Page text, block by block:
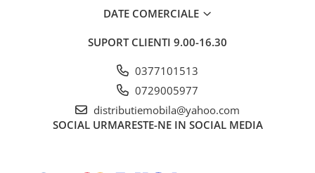
DATE COMERCIALE
SUPORT CLIENTI 9.00-16.30
0377101513
0729005977
distributiemobila@yahoo.com
SOCIAL URMARESTE-NE IN SOCIAL MEDIA